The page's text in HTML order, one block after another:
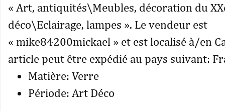
« Art, antiquités\Meubles, décoration du
déco\Eclairage, lampes ». Le vendeur est
« mike84200mickael » et est localisé à/en
article peut être expédié au pays suivant:
Matière: Verre
Période: Art Déco